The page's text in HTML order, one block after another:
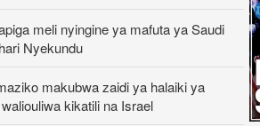
meli nyingine ya mafuta ya Saudi
Nyekundu
makubwa zaidi ya halaiki ya
kikatili na Israel